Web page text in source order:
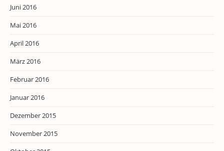
Juni 2016
Mai 2016
April 2016
März 2016
Februar 2016
Januar 2016
Dezember 2015
November 2015